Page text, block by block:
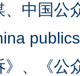
、中国公
、《公